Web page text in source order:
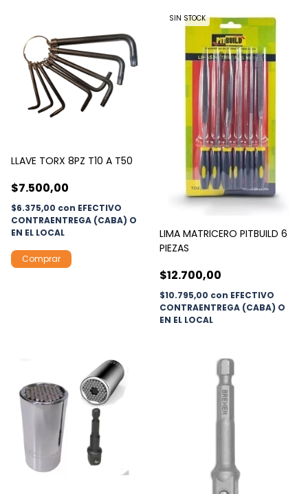
LLAVE TORX 8PZ T10 A T50
$7.500,00
$6.375,00 con EFECTIVO
CONTRAENTREGA (CABA) O
EN EL LOCAL
SIN STOCK
LIMA MATRICERO PITBUILD 6
PIEZAS
$12.700,00
$10.795,00 con EFECTIVO
CONTRAENTREGA (CABA) O
EN EL LOCAL